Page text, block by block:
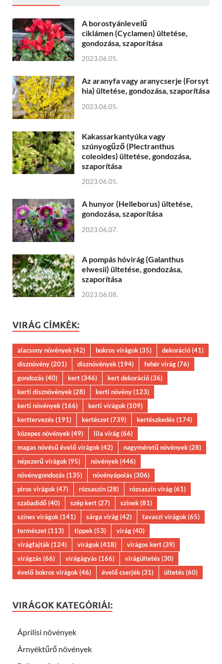
A borostyánlevelű
ciklámen (Cyclamen) ültetése,
gondozása, szaporítása
2023.06.05.
Az aranyfa vagy aranycserje (Forsyt
hia) ültetése, gondozása, szaporítása
2023.06.05.
Kakassarkantyúka vagy
szúnyogűző (Plectranthus
coleoides) ültetése, gondozása,
szaporítása
2023.06.05.
A hunyor (Helleborus) ültetése,
gondozása, szaporítása
2023.06.07.
A pompás hóvirág (Galanthus
elwesii) ültetése, gondozása,
szaporítása
2023.06.08.
VIRÁG CÍMKÉK:
alacsony növények(42) bokros virágok(35) dekoráció(41)
dísznövény(201) dísznövények(194) fehér virág(76)
gondozás(40) kert(346) kert dekoráció(36)
kerti dísznövények(28) kerti növény(123)
kerti növények(166) kerti virágok(109)
kerttervezés(191) kertészet(739) kertészkedés(174)
közepes növények(49) lila virág(66)
magas növésű évelő virágok(42) nagyméretű növények(28)
népszerű virágok(95) növények(446)
növénygondozás(135) növényápolás(306)
piros virágok(47) rózsaszín(28) rózsaszín virág(61)
szabadidő(40) szép kert(27) színek(81)
színes virágok(141) sárga virág(42) tavaszi virágok(65)
természet(113) tippek(53) virág(40)
virágfajták(124) virágok(418) virágos kert(39)
virágzás(66) virágágyás(166) virágültetés(30)
évelő bokros virágok(46) évelő cserjék(31) ültetés(60)
VIRÁGOK KATEGÓRIÁI:
Áprilisi növények
Árnyéktűrő növények